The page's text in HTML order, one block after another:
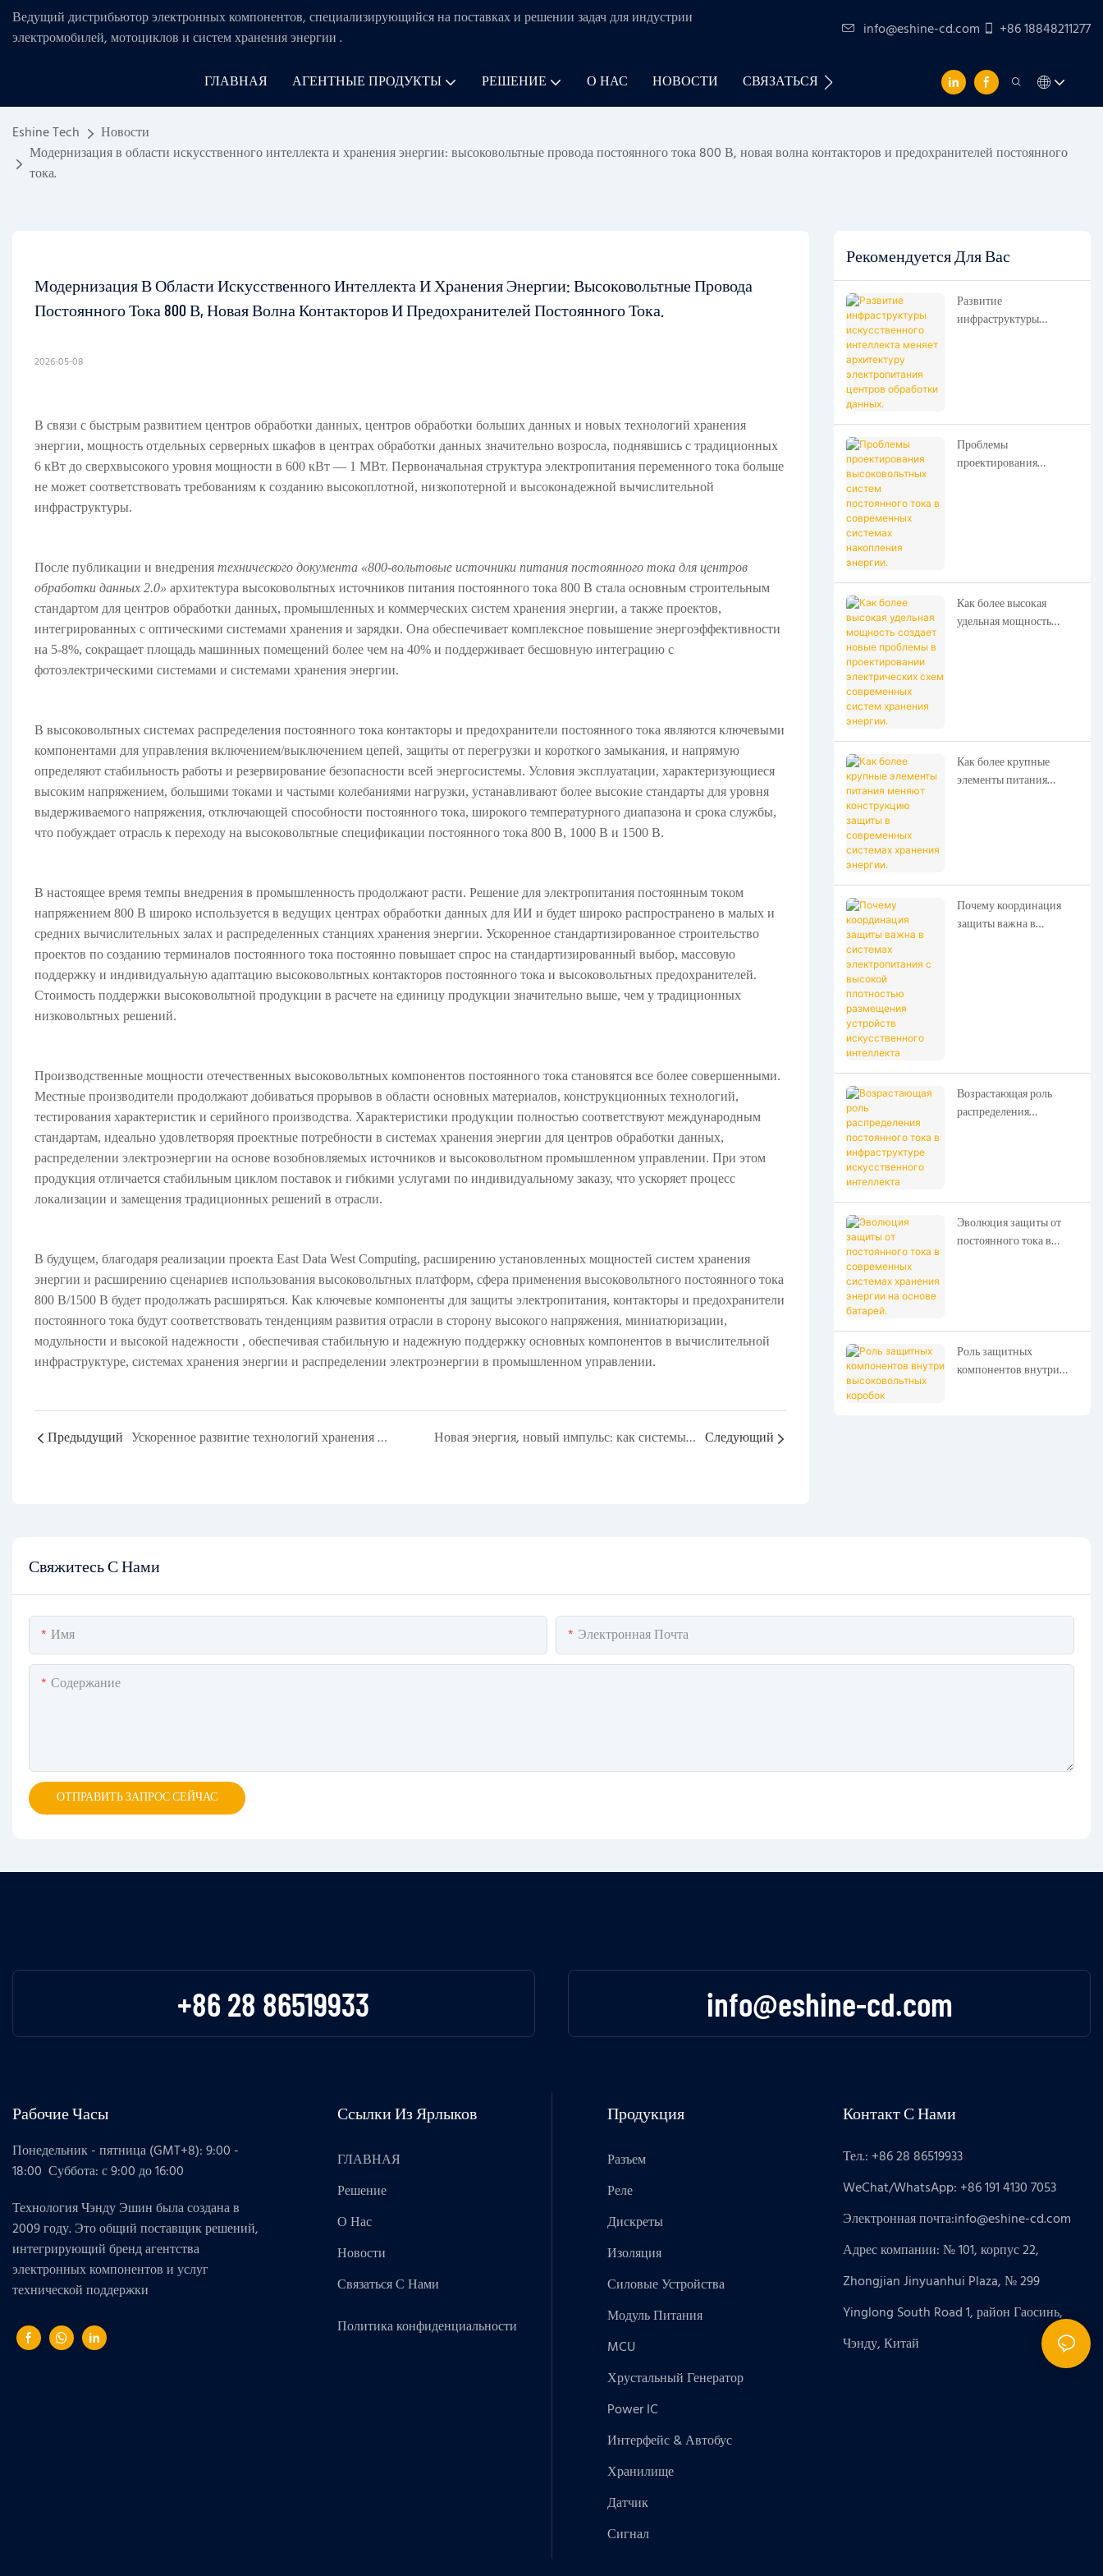
Ведущий дистрибьютор электронных компонентов, специализирующийся на поставках и решении задач дляиндустрии
электромобилей, мотоциклов и систем хранения энергии. info@eshine-cd.com +86 18848211277
ГЛАВНАЯ АГЕНТНЫЕ ПРОДУКТЫ РЕШЕНИЕ О НАС НОВОСТИ СВЯЗАТЬСЯ С НАМИ
Eshine Tech
Новости
Модернизация в области искусственного интеллекта и хранения энергии: высоковольтные провода постоянного тока 800 В, новая волна контакторов и предохранителей постоянного
тока.
Модернизация В Области Искусственного Интеллекта И Хранения Энергии: Высоковольтные Провода
Постоянного Тока 800 В, Новая Волна Контакторов И Предохранителей Постоянного Тока.
2026-05-08
В связи с быстрым развитием центров обработки данных, центров обработки больших данных и новых технологий хранения
энергии, мощность отдельных серверных шкафов в центрах обработки данных значительно возросла, поднявшись с традиционных
6 кВт до сверхвысокого уровня мощности в 600 кВт — 1 МВт. Первоначальная структура электропитания переменного тока больше
не может соответствовать требованиям к созданию высокоплотной, низкопотерной и высоконадежной вычислительной
инфраструктуры.
После публикации и внедрения технического документа «800-вольтовые источники питания постоянного тока для центров
обработки данных 2.0» архитектура высоковольтных источников питания постоянного тока 800 В стала основным строительным
стандартом для центров обработки данных, промышленных и коммерческих систем хранения энергии, а также проектов,
интегрированных с оптическими системами хранения и зарядки. Она обеспечивает комплексное повышение энергоэффективности
на 5-8%, сокращает площадь машинных помещений более чем на 40% и поддерживает бесшовную интеграцию с
фотоэлектрическими системами и системами хранения энергии.
В высоковольтных системах распределения постоянного тока контакторы и предохранители постоянного тока являются ключевыми
компонентами для управления включением/выключением цепей, защиты от перегрузки и короткого замыкания, и напрямую
определяют стабильность работы и резервирование безопасности всей энергосистемы. Условия эксплуатации, характеризующиеся
высоким напряжением, большими токами и частыми колебаниями нагрузки, устанавливают более высокие стандарты для уровня
выдерживаемого напряжения, отключающей способности постоянного тока, широкого температурного диапазона и срока службы,
что побуждает отрасль к переходу на высоковольтные спецификации постоянного тока 800 В, 1000 В и 1500 В.
В настоящее время темпы внедрения в промышленность продолжают расти. Решение для электропитания постоянным током
напряжением 800 В широко используется в ведущих центрах обработки данных для ИИ и будет широко распространено в малых и
средних вычислительных залах и распределенных станциях хранения энергии. Ускоренное стандартизированное строительство
проектов по созданию терминалов постоянного тока постоянно повышает спрос на стандартизированный выбор, массовую
поддержку и индивидуальную адаптацию высоковольтных контакторов постоянного тока и высоковольтных предохранителей.
Стоимость поддержки высоковольтной продукции в расчете на единицу продукции значительно выше, чем у традиционных
низковольтных решений.
Производственные мощности отечественных высоковольтных компонентов постоянного тока становятся все более совершенными.
Местные производители продолжают добиваться прорывов в области основных материалов, конструкционных технологий,
тестирования характеристик и серийного производства. Характеристики продукции полностью соответствуют международным
стандартам, идеально удовлетворяя проектные потребности в системах хранения энергии для центров обработки данных,
распределении электроэнергии на основе возобновляемых источников и высоковольтном промышленном управлении. При этом
продукция отличается стабильным циклом поставок и гибкими услугами по индивидуальному заказу, что ускоряет процесс
локализации и замещения традиционных решений в отрасли.
В будущем, благодаря реализации проекта East Data West Computing, расширению установленных мощностей систем хранения
энергии и расширению сценариев использования высоковольтных платформ, сфера применения высоковольтного постоянного тока
800 В/1500 В будет продолжать расширяться. Как ключевые компоненты для защиты электропитания, контакторы и предохранители
постоянного тока будут соответствовать тенденциям развития отрасли в сторону высокого напряжения, миниатюризации,
модульности и высокой надежности , обеспечивая стабильную и надежную поддержку основных компонентов в вычислительной
инфраструктуре, системах хранения энергии и распределении электроэнергии в промышленном управлении.
Предыдущий Ускоренное развитие технологий хранения энергии высокой мощности: контакторы постоянного тока и предохранители вступают в новый цикл технологического обновления. Новая энергия, новый импульс: как системы хранения энергии формируют будущее. Следующий
Рекомендуется Для Вас
Развитие
инфраструктуры
Проблемы
проектирования
Как более высокая
удельная мощность
Как более крупные
элементы питания
Почему координация
защиты важна в
Возрастающая роль
распределения
Эволюция защиты от
постоянного тока в
Роль защитных
компонентов внутри
Свяжитесь С Нами
Имя Электронная Почта
Содержание
ОТПРАВИТЬ ЗАПРОС СЕЙЧАС
+86 28 86519933 info@eshine-cd.com
Рабочие Часы
Понедельник - пятница (GMT+8): 9:00 -
18:00 Суббота: с 9:00 до 16:00
Технология Чэнду Эшин была создана в
2009 году. Это общий поставщик решений,
интегрирующий бренд агентства
электронных компонентов и услуг
технической поддержки
Ссылки Из Ярлыков
ГЛАВНАЯ
Решение
О Нас
Новости
Связаться С Нами
Политика конфиденциальности
Продукция
Разъем
Реле
Дискреты
Изоляция
Силовые Устройства
Модуль Питания
MCU
Хрустальный Генератор
Power IC
Интерфейс & Автобус
Хранилище
Датчик
Сигнал
Контакт С Нами
Тел.: +86 28 86519933
WeChat/WhatsApp: +86 191 4130 7053
Электронная почта:info@eshine-cd.com
Адрес компании: № 101, корпус 22,
Zhongjian Jinyuanhui Plaza, № 299
Yinglong South Road 1, район Гаосинь,
Чэнду, Китай